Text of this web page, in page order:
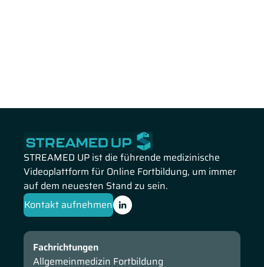
STREAMED UP ist die führende medizinische
Videoplattform für Online Fortbildung, um immer
auf dem neuesten Stand zu sein.
Kontakt aufnehmen
Fachrichtungen
Allgemeinmedizin Fortbildung